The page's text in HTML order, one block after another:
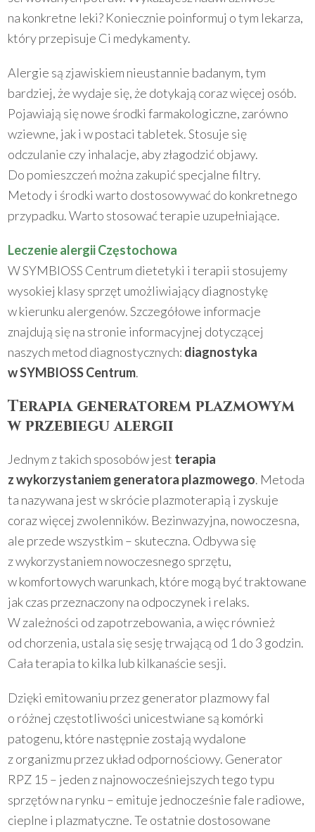
na konkretne leki? Koniecznie poinformuj o tym lekarza,
który przepisuje Ci medykamenty.
Alergie są zjawiskiem nieustannie badanym, tym
bardziej, że wydaje się, że dotykają coraz więcej osób.
Pojawiają się nowe środki farmakologiczne, zarówno
wziewne, jak i w postaci tabletek. Stosuje się
odczulanie czy inhalacje, aby złagodzić objawy.
Do pomieszczeń można zakupić specjalne filtry.
Metody i środki warto dostosowywać do konkretnego
przypadku. Warto stosować terapie uzupełniające.
Leczenie alergii Częstochowa
W SYMBIOSS Centrum dietetyki i terapii stosujemy
wysokiej klasy sprzęt umożliwiający diagnostykę
w kierunku alergenów. Szczegółowe informacje
znajdują się na stronie informacyjnej dotyczącej
naszych metod diagnostycznych: diagnostyka
w SYMBIOSS Centrum.
Terapia generatorem plazmowym
w przebiegu alergii
Jednym z takich sposobów jest terapia
z wykorzystaniem generatora plazmowego. Metoda
ta nazywana jest w skrócie plazmoterapią i zyskuje
coraz więcej zwolenników. Bezinwazyjna, nowoczesna,
ale przede wszystkim – skuteczna. Odbywa się
z wykorzystaniem nowoczesnego sprzętu,
w komfortowych warunkach, które mogą być traktowane
jak czas przeznaczony na odpoczynek i relaks.
W zależności od zapotrzebowania, a więc również
od chorzenia, ustala się sesję trwającą od 1 do 3 godzin.
Cała terapia to kilka lub kilkanaście sesji.
Dzięki emitowaniu przez generator plazmowy fal
o różnej częstotliwości unicestwiane są komórki
patogenu, które następnie zostają wydalone
z organizmu przez układ odpornościowy. Generator
RPZ 15 – jeden z najnowocześniejszych tego typu
sprzętów na rynku – emituje jednocześnie fale radiowe,
cieplne i plazmatyczne. Te ostatnie dostosowane